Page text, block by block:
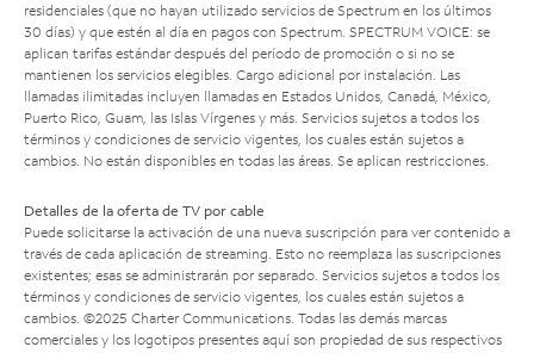
residenciales (que no hayan utilizado servicios de Spectrum en los últimos
30 días) y que estén al día en pagos con Spectrum. SPECTRUM VOICE: se
aplican tarifas estándar después del período de promoción o si no se
mantienen los servicios elegibles. Cargo adicional por instalación. Las
llamadas ilimitadas incluyen llamadas en Estados Unidos, Canadá, México,
Puerto Rico, Guam, las Islas Vírgenes y más. Servicios sujetos a todos los
términos y condiciones de servicio vigentes, los cuales están sujetos a
cambios. No están disponibles en todas las áreas. Se aplican restricciones.
Detalles de la oferta de TV por cable
Puede solicitarse la activación de una nueva suscripción para ver contenido a
través de cada aplicación de streaming. Esto no reemplaza las suscripciones
existentes; esas se administrarán por separado. Servicios sujetos a todos los
términos y condiciones de servicio vigentes, los cuales están sujetos a
cambios. ©2025 Charter Communications. Todas las demás marcas
comerciales y los logotipos presentes aquí son propiedad de sus respectivos